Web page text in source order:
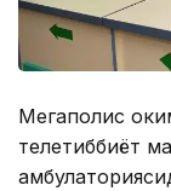
Мегаполис
телетиббиёт